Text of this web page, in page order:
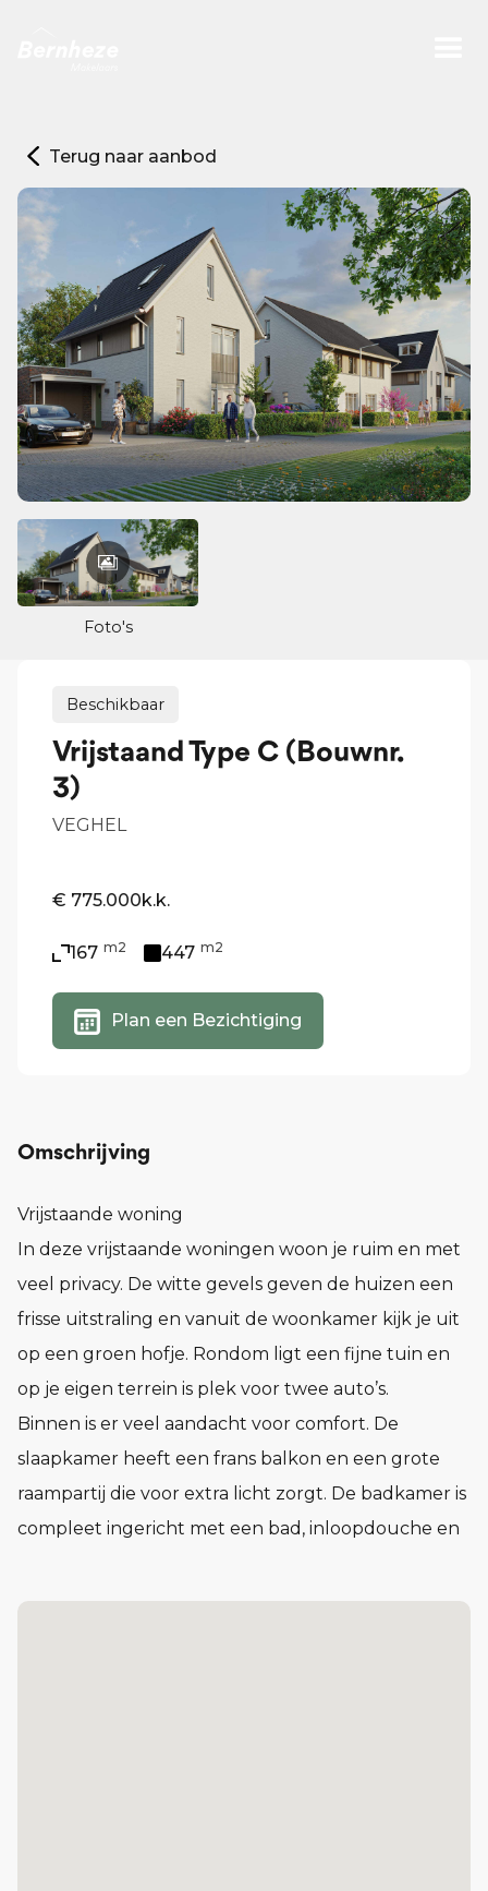
Terug naar aanbod
Foto's
Beschikbaar
Vrijstaand Type C (Bouwnr.
3)
VEGHEL
€ 775.000k.k.
167 m2 447 m2
Plan een Bezichtiging
Omschrijving
Vrijstaande woning
In deze vrijstaande woningen woon je ruim en met
veel privacy. De witte gevels geven de huizen een
frisse uitstraling en vanuit de woonkamer kijk je uit
op een groen hofje. Rondom ligt een fijne tuin en
op je eigen terrein is plek voor twee auto’s.
Binnen is er veel aandacht voor comfort. De
slaapkamer heeft een frans balkon en een grote
raampartij die voor extra licht zorgt. De badkamer is
compleet ingericht met een bad, inloopdouche en
een separaat toilet. Met de vaste trap bereik je de